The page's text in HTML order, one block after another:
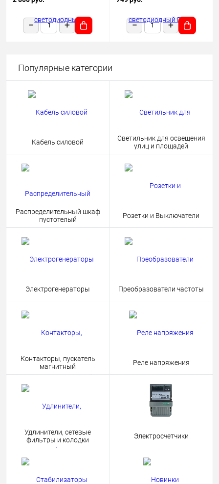
Популярные категории
Кабель силовой
Светильник для освещения
улиц и площадей
Распределительный шкаф
пустотелый
Розетки и Выключатели
Электрогенераторы Преобразователи частоты
Контакторы, пускатель
магнитный
Реле напряжения
Удлинители, сетевые
фильтры и колодки
Электросчетчики